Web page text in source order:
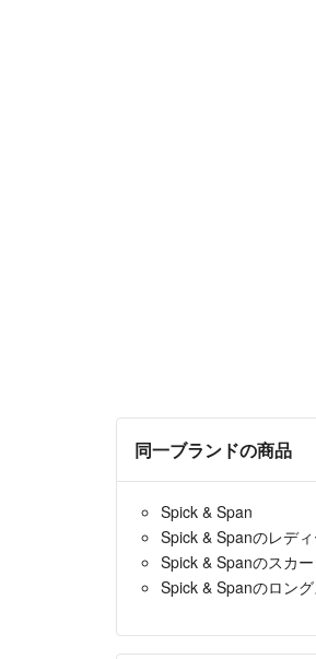
同一ブランドの商品
Spick & Span
Spick & Spanのレデ
Spick & Spanのスカー
Spick & Spanのロン